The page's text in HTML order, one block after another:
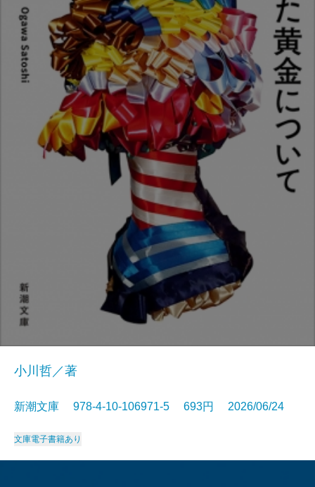
小川哲／著
新潮文庫 978-4-10-106971-5 693円 2026/06/24
文庫電子書籍あり